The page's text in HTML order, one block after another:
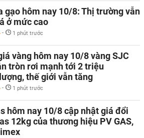
gạo hôm nay 10/8: Thị trường vẫn
ở mức cao
- 1 phút trước
vàng hôm nay 10/8 vàng SJC
tròn rơi mạnh tới 2 triệu
thế giới vẫn tăng
- 1 phút trước
hôm nay 10/8 cập nhật giá đổi
12kg của thương hiệu PV GAS,